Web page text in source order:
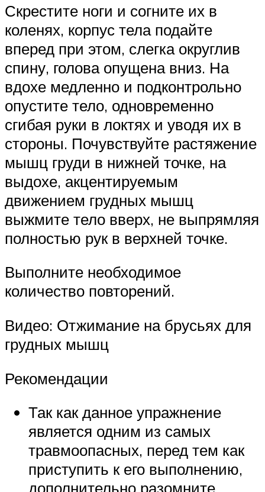
Скрестите ноги и согните их в
коленях, корпус тела подайте
вперед при этом, слегка округлив
спину, голова опущена вниз. На
вдохе медленно и подконтрольно
опустите тело, одновременно
сгибая руки в локтях и уводя их в
стороны. Почувствуйте растяжение
мышц груди в нижней точке, на
выдохе, акцентируемым
движением грудных мышц
выжмите тело вверх, не выпрямляя
полностью рук в верхней точке.
Выполните необходимое
количество повторений.
Видео: Отжимание на брусьях для
грудных мышц
Рекомендации
Так как данное упражнение
является одним из самых
травмоопасных, перед тем как
приступить к его выполнению,
дополнительно разомните